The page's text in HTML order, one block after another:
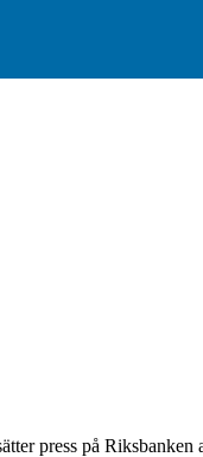
press på Riksbanken